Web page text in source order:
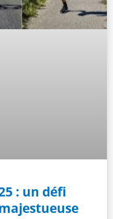
: un défi